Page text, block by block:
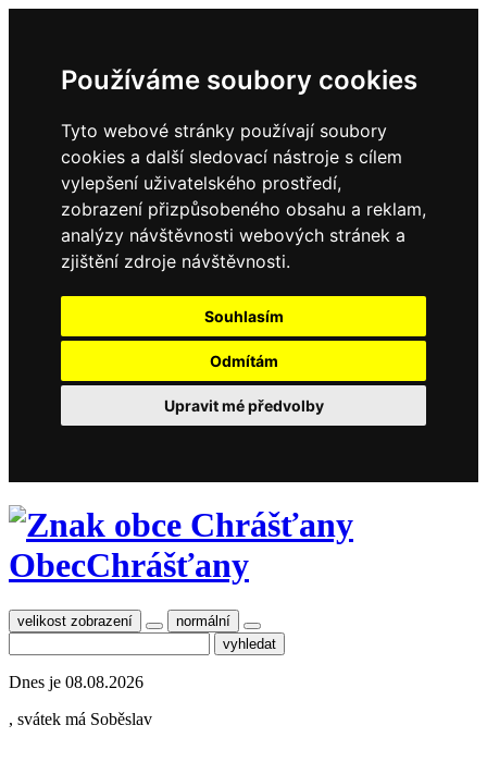
Používáme soubory cookies
Tyto webové stránky používají soubory
cookies a další sledovací nástroje s cílem
vylepšení uživatelského prostředí,
zobrazení přizpůsobeného obsahu a reklam,
analýzy návštěvnosti webových stránek a
zjištění zdroje návštěvnosti.
Souhlasím
Odmítám
Upravit mé předvolby
ObecChrášťany
velikost zobrazení normální
Dnes je 08.08.2026
, svátek má Soběslav